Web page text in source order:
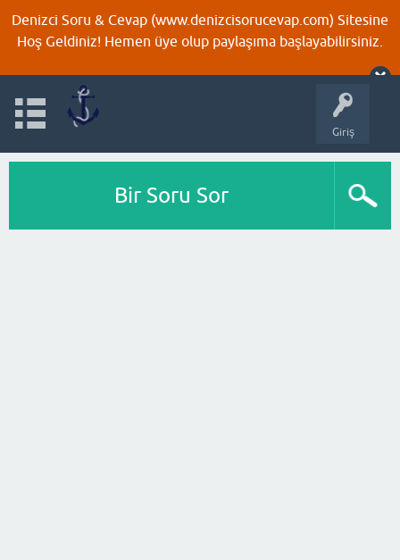
Denizci Soru & Cevap (www.denizcisorucevap.com) Sitesine
Hoş Geldiniz! Hemen üye olup paylaşıma başlayabilirsiniz.
Giriş
Bir Soru Sor